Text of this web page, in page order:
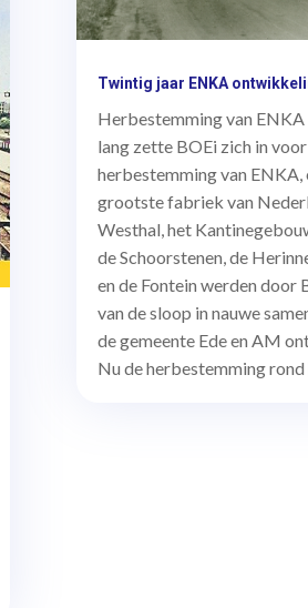
Twintig jaar ENKA
Herbestemming van
lang zette BOEi zich in
herbestemming van ENKA,
grootste fabriek van
Westhal, het
de Schoorstenen, de
en de Fontein werden door
van de sloop in nauwe
de gemeente Ede en AM
Nu de herbestemming